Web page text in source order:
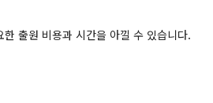
출원 비용과 시간을 아낄 수 있습니다.